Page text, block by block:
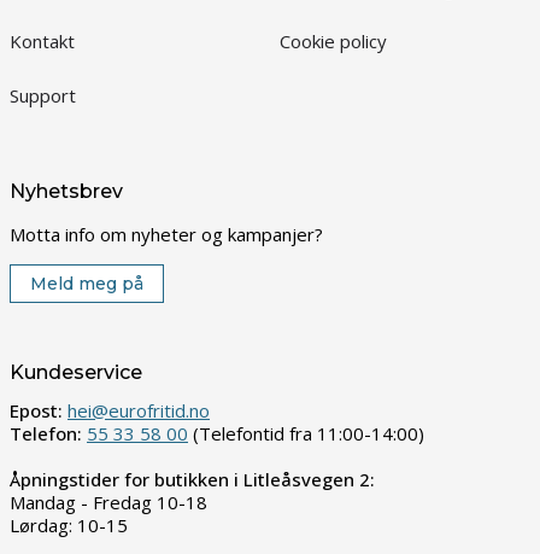
Kontakt
Support
Cookie policy
Nyhetsbrev
Motta info om nyheter og kampanjer?
Meld meg på
Kundeservice
Epost: hei@eurofritid.no
Telefon: 55 33 58 00 (Telefontid fra 11:00-14:00)
Åpningstider for butikken i Litleåsvegen 2:
Mandag - Fredag 10-18
Lørdag: 10-15